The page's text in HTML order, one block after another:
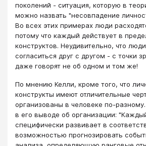
поколений - ситуация, которую в
можно назвать "несовпадение
Во всех этих примерах люди
потому что каждый действует в
конструктов. Неудивительно, что
согласиться друг с другом - с точки
даже говорят не об одном и том же!
По мнению Келли, кроме того, что
конструкты имеют отличительные
организованы в человеке по-
в его выводе об организации:
специфически развивает в
возможностью прогнозировать